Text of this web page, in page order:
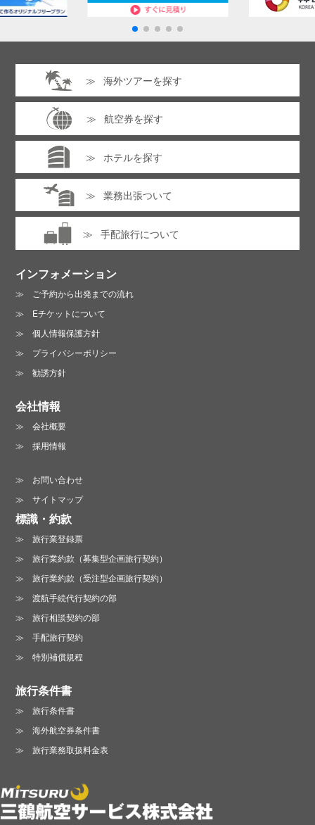
海外ツアーを探す
航空券を探す
ホテルを探す
業務出張ついて
手配旅行について
インフォメーション
ご予約から出発までの流れ
Eチケットについて
個人情報保護方針
プライバシーポリシー
勧誘方針
会社情報
会社概要
採用情報
お問い合わせ
サイトマップ
標識・約款
旅行業登録票
旅行業約款（募集型企画旅行契約）
旅行業約款（受注型企画旅行契約）
渡航手続代行契約の部
旅行相談契約の部
手配旅行契約
特別補償規程
旅行条件書
旅行条件書
海外航空券条件書
旅行業務取扱料金表